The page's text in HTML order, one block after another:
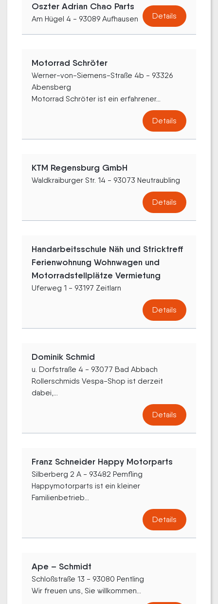
Oszter Adrian Chao Parts
Am Hügel 4 - 93089 Aufhausen Details
Motorrad Schröter
Werner-von-Siemens-Straße 4b - 93326
Abensberg
Motorrad Schröter ist ein erfahrener...
Details
KTM Regensburg GmbH
Waldkraiburger Str. 14 - 93073 Neutraubling
Details
Handarbeitsschule Näh und Stricktreff
Ferienwohnung Wohnwagen und
Motorradstellplätze Vermietung
Uferweg 1 - 93197 Zeitlarn
Details
Dominik Schmid
u. Dorfstraße 4 - 93077 Bad Abbach
Rollerschmids Vespa-Shop ist derzeit
dabei,...
Details
Franz Schneider Happy Motorparts
Silberberg 2 A - 93482 Pemfling
Happymotorparts ist ein kleiner
Familienbetrieb...
Details
Ape – Schmidt
Schloßstraße 13 - 93080 Pentling
Wir freuen uns, Sie willkommen...